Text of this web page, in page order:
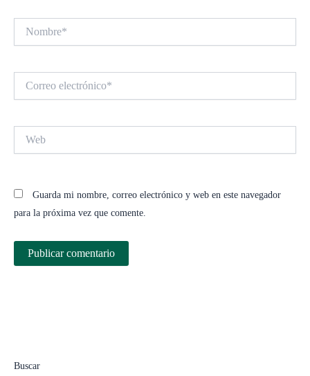
electrónico*
Guarda mi nombre, correo electrónico y web en este navegador
para la próxima vez que comente.
Buscar